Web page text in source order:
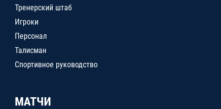
Тренерский штаб
Игроки
Персонал
Талисман
Спортивное руководство
МАТЧИ